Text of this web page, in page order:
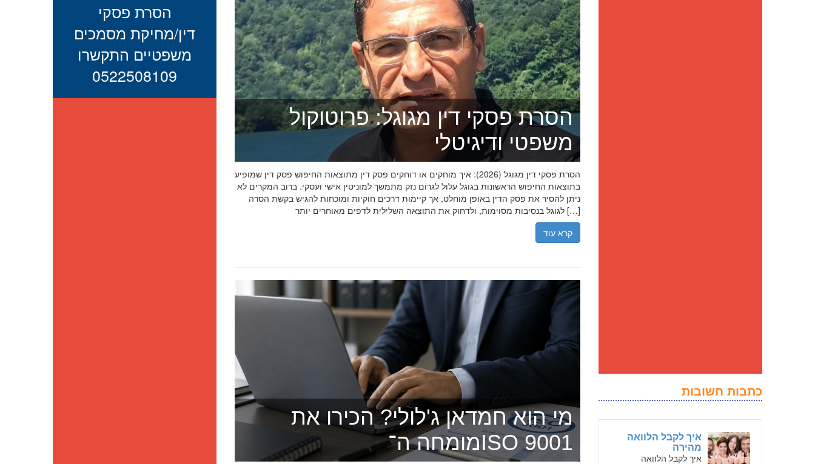
כתבות חשובות
איך לקבל הלוואה
מהירה
איך לקבל הלוואה
הסרת פסקי דין מגוגל: פרוטוקול
משפטי ודיגיטלי
הסרת פסקי דין מגוגל (2026): איך מוחקים או דוחקים פסק דין מתוצאות החיפוש פסק דין שמופיע
בתוצאות החיפוש הראשונות בגוגל עלול לגרום נזק מתמשך למוניטין אישי ועסקי. ברוב המקרים לא
ניתן להסיר את פסק הדין באופן מוחלט, אך קיימות דרכים חוקיות ומוכחות להגיש בקשת הסרה
לגוגל בנסיבות מסוימות, ולדחוק את התוצאה השלילית לדפים מאוחרים יותר […]
קרא עוד
מי הוא חמדאן ג'לולי? הכירו את
מומחה ה־ISO 9001
הסרת פסקי
דין/מחיקת מסמכים
משפטיים התקשרו
0522508109